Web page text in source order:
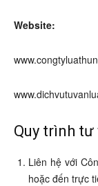
Website:
Quy trình
Liên hệ với
hoặc đến trực